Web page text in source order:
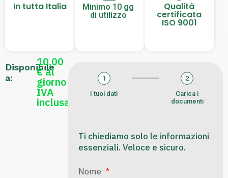
In tutta Italia
Minimo 10 gg
di utilizzo
Qualità
certificata
ISO 9001
Disponibile
a:
10,00
€ al
giorno
IVA
inclusa
1
I tuoi dati
2
Carica i
documenti
Ti chiediamo solo le informazioni
essenziali. Veloce e sicuro.
Nome